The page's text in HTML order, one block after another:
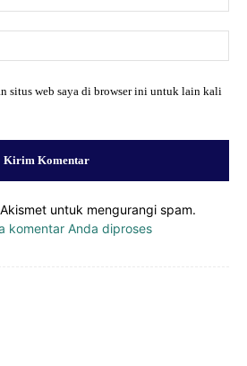
situs web saya di browser ini untuk lain kali
untuk mengurangi spam.
komentar Anda diproses